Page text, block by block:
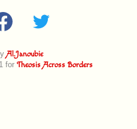
Al.Janoubie
for Theosis Across Borders